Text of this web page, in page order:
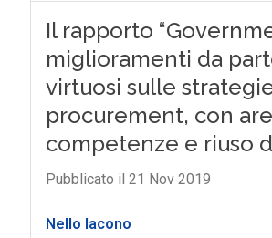
Il rapporto
miglioramenti da
virtuosi sulle
procurement, con
competenze e riuso
Pubblicato il 21 Nov 2019
Nello Iacono